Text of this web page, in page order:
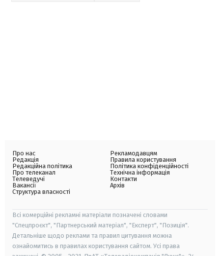
Про нас
Редакція
Редакційна політика
Про телеканал
Телеведучі
Вакансії
Структура власності
Рекламодавцям
Правила користування
Політика конфіденційності
Технічна інформація
Контакти
Архів
Всі комерційні рекламні матеріали позначені словами
"Спецпроєкт", "Партнерський матеріал", "Експерт", "Позиція".
Детальніше щодо реклами та правил цитування можна
ознайомитись в правилах користування сайтом. Усі права